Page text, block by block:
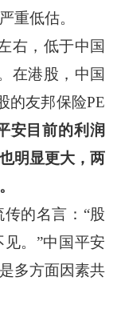
重低估。
右，低于中国
在港股，中国
的友邦保险PE
安目前的利润
明显更大，两
的名言：“股
。”中国平安
多方面因素共